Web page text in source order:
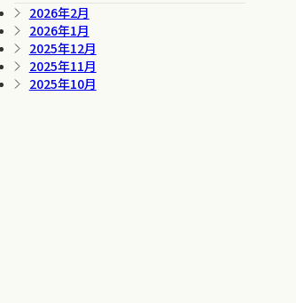
2026年2月
2026年1月
2025年12月
2025年11月
2025年10月